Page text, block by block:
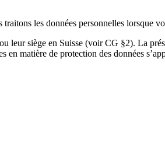
les données personnelles lorsque
leur siège en Suisse (voir CG §2). La
matière de protection des données